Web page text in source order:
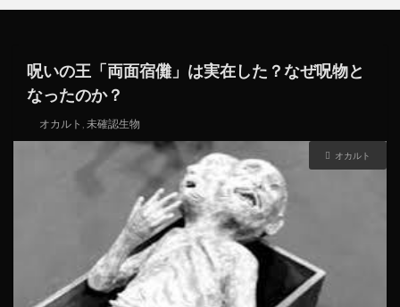
呪いの王「両面宿儺」は実在した？なぜ呪物と
なったのか？
オカルト , 未確認生物
オカルト